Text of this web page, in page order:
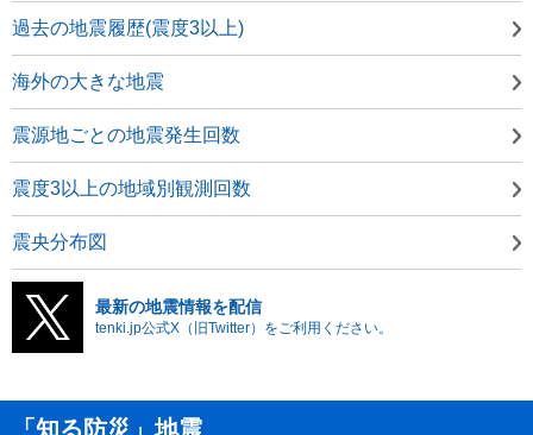
過去の地震履歴(震度3以上)
海外の大きな地震
震源地ごとの地震発生回数
震度3以上の地域別観測回数
震央分布図
最新の地震情報を配信
tenki.jp公式X（旧Twitter）をご利用ください。
「知る防災」地震